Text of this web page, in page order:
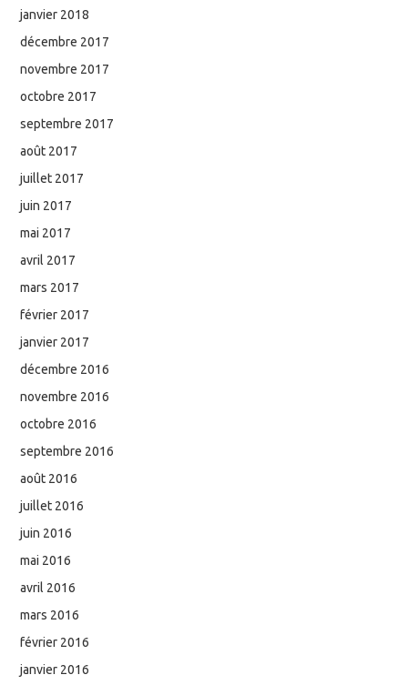
janvier 2018
décembre 2017
novembre 2017
octobre 2017
septembre 2017
août 2017
juillet 2017
juin 2017
mai 2017
avril 2017
mars 2017
février 2017
janvier 2017
décembre 2016
novembre 2016
octobre 2016
septembre 2016
août 2016
juillet 2016
juin 2016
mai 2016
avril 2016
mars 2016
février 2016
janvier 2016